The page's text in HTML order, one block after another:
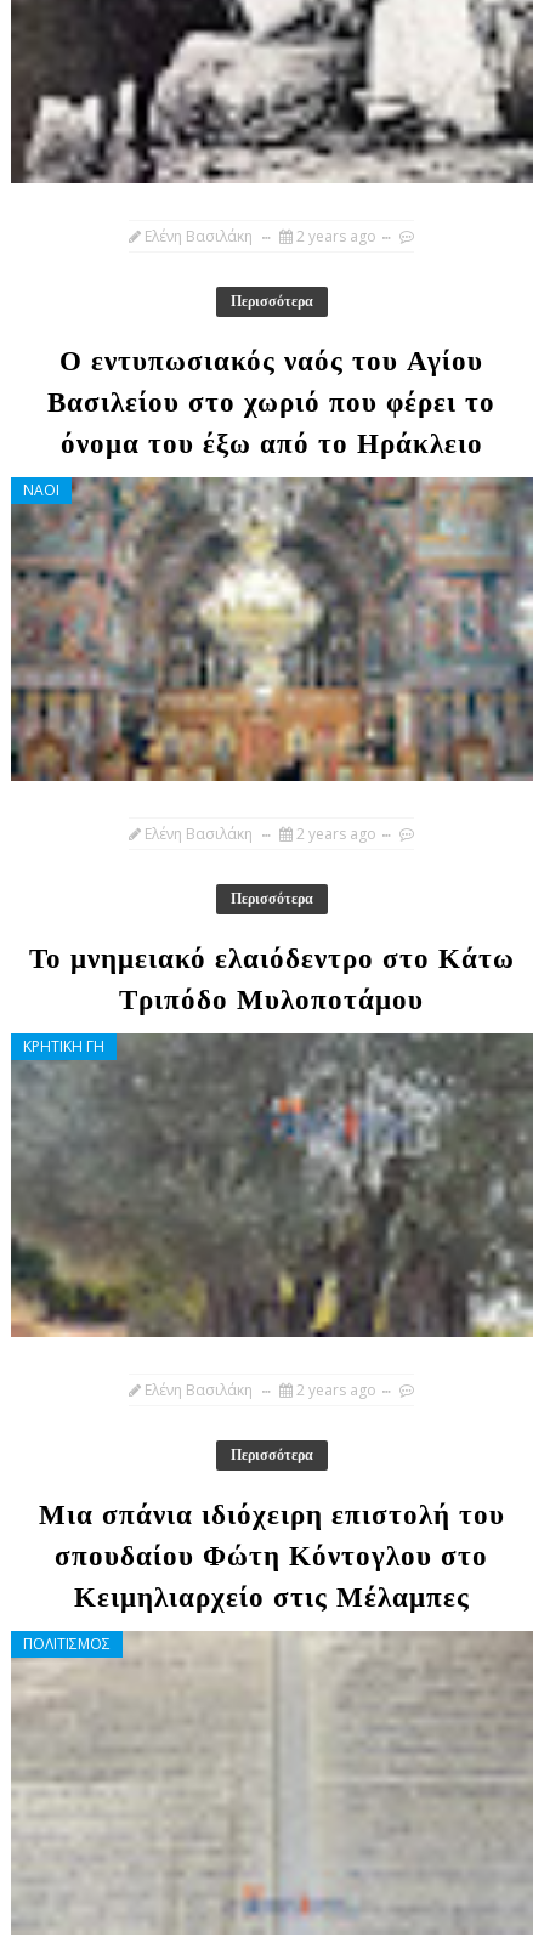
Ελένη Βασιλάκη 2 years ago
Περισσότερα
Ο εντυπωσιακός ναός του Αγίου
Βασιλείου στο χωριό που φέρει το
όνομα του έξω από το Ηράκλειο
ΝΑΟΙ
Ελένη Βασιλάκη 2 years ago
Περισσότερα
Το μνημειακό ελαιόδεντρο στο Κάτω
Τριπόδο Μυλοποτάμου
ΚΡΗΤΙΚΗ ΓΗ
Ελένη Βασιλάκη 2 years ago
Περισσότερα
Μια σπάνια ιδιόχειρη επιστολή του
σπουδαίου Φώτη Κόντογλου στο
Κειμηλιαρχείο στις Μέλαμπες
ΠΟΛΙΤΙΣΜΟΣ